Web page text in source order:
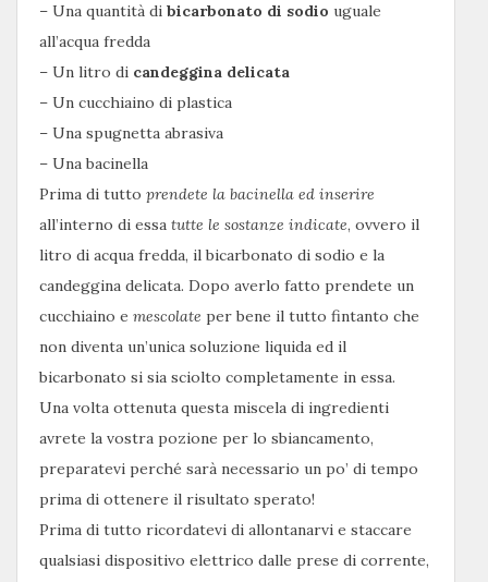
– Una quantità di bicarbonato di sodio uguale
all’acqua fredda
– Un litro di candeggina delicata
– Un cucchiaino di plastica
– Una spugnetta abrasiva
– Una bacinella
Prima di tutto prendete la bacinella ed inserire
all’interno di essa tutte le sostanze indicate, ovvero il
litro di acqua fredda, il bicarbonato di sodio e la
candeggina delicata. Dopo averlo fatto prendete un
cucchiaino e mescolate per bene il tutto fintanto che
non diventa un’unica soluzione liquida ed il
bicarbonato si sia sciolto completamente in essa.
Una volta ottenuta questa miscela di ingredienti
avrete la vostra pozione per lo sbiancamento,
preparatevi perché sarà necessario un po’ di tempo
prima di ottenere il risultato sperato!
Prima di tutto ricordatevi di allontanarvi e staccare
qualsiasi dispositivo elettrico dalle prese di corrente,